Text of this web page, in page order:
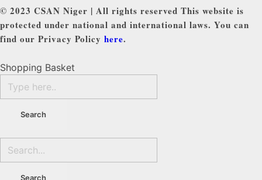
© 2023 CSAN Niger | All rights reserved This website is
protected under national and international laws. You can
find our Privacy Policy here.
Shopping Basket